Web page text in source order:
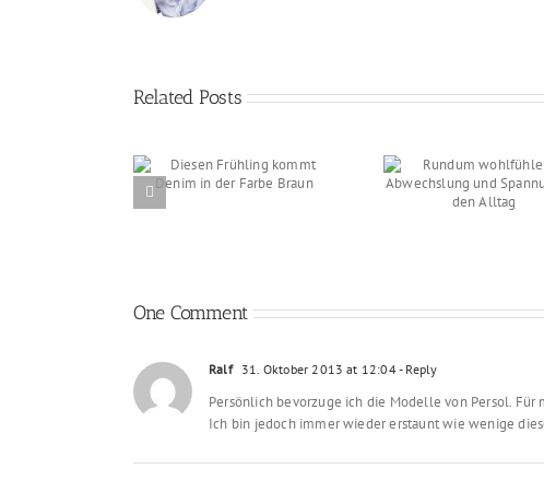
Related Posts
Rundum wohlfühlen –
So starten
One Comment
Ralf 31. Oktober 2013 at 12:04- Reply
Persönlich bevorzuge ich die Modelle von Persol.
Ich bin jedoch immer wieder erstaunt wie wenige